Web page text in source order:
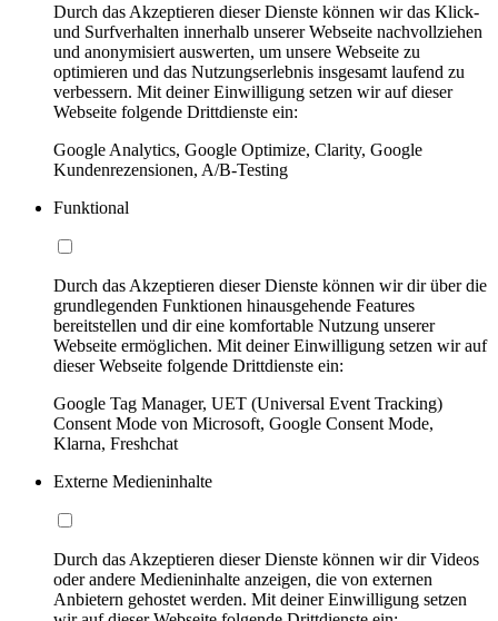
Durch das Akzeptieren dieser Dienste können wir das Klick-
und Surfverhalten innerhalb unserer Webseite nachvollziehen
und anonymisiert auswerten, um unsere Webseite zu
optimieren und das Nutzungserlebnis insgesamt laufend zu
verbessern. Mit deiner Einwilligung setzen wir auf dieser
Webseite folgende Drittdienste ein:
Google Analytics, Google Optimize, Clarity, Google
Kundenrezensionen, A/B-Testing
Funktional
Durch das Akzeptieren dieser Dienste können wir dir über die
grundlegenden Funktionen hinausgehende Features
bereitstellen und dir eine komfortable Nutzung unserer
Webseite ermöglichen. Mit deiner Einwilligung setzen wir auf
dieser Webseite folgende Drittdienste ein:
Google Tag Manager, UET (Universal Event Tracking)
Consent Mode von Microsoft, Google Consent Mode,
Klarna, Freshchat
Externe Medieninhalte
Durch das Akzeptieren dieser Dienste können wir dir Videos
oder andere Medieninhalte anzeigen, die von externen
Anbietern gehostet werden. Mit deiner Einwilligung setzen